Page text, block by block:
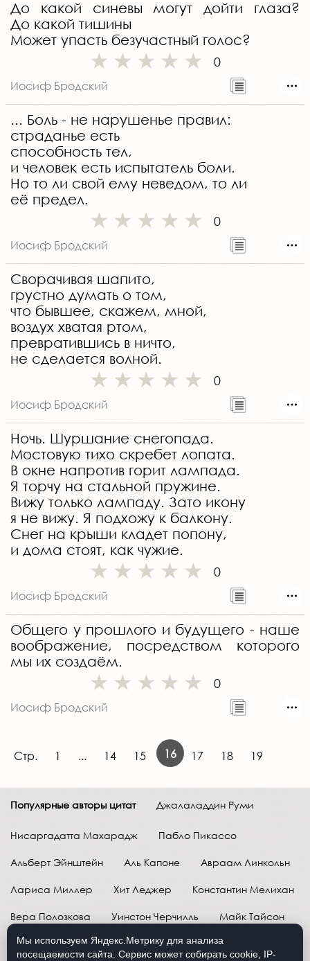
До какой синевы могут дойти глаза?
До какой тишины
Может упасть безучастный голос?
0
Иосиф Бродский
... Боль - не нарушенье правил:
страданье есть
способность тел,
и человек есть испытатель боли.
Но то ли свой ему неведом, то ли
её предел.
0
Иосиф Бродский
Сворачивая шапито,
грустно думать о том,
что бывшее, скажем, мной,
воздух хватая ртом,
превратившись в ничто,
не сделается волной.
0
Иосиф Бродский
Ночь. Шуршание снегопада.
Мостовую тихо скребет лопата.
В окне напротив горит лампада.
Я торчу на стальной пружине.
Вижу только лампаду. Зато икону
я не вижу. Я подхожу к балкону.
Снег на крыши кладет попону,
и дома стоят, как чужие.
0
Иосиф Бродский
Общего у прошлого и будущего - наше
воображение, посредством которого
мы их создаём.
0
Иосиф Бродский
Стр. 1 ... 14 15 16 17 18 19
Популярные авторы цитат Джалаладдин Руми
Нисаргадатта Махарадж Пабло Пикассо
Альберт Эйнштейн Аль Капоне Авраам Линкольн
Лариса Миллер Хит Леджер Константин Мелихан
Вера Полозкова Уинстон Черчилль Майк Тайсон
Марк Твен Расул Гамзатов Грег Плитт
Мы используем Яндекс.Метрику для анализа
посещаемости сайта. Сервис может собирать cookie, IP-